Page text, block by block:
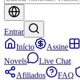
Entrar
Início
Assine
Novels
Live Chat
Afiliados
FAQ